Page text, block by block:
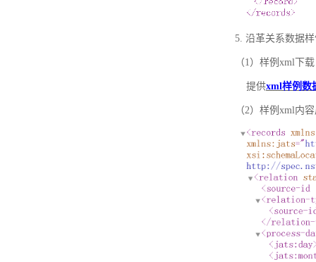
5. 沿革关系数据
（1）样例xml下载
提供xml样例数
（2）样例xml内